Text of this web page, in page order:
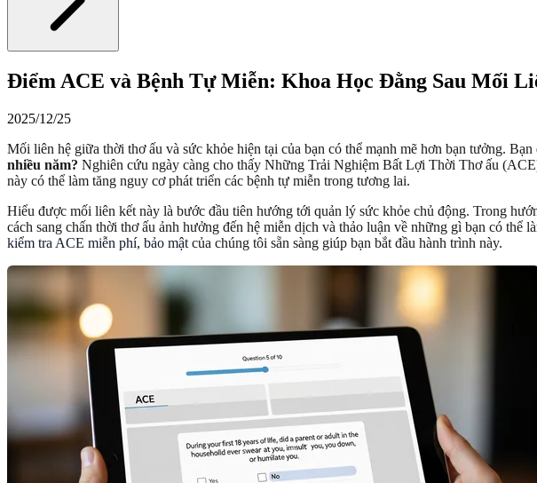
Điểm ACE và Bệnh Tự Miễn: Khoa Học Đằng Sau Mối
2025/12/25
Mối liên hệ giữa thời thơ ấu và sức khỏe hiện tại của bạn có thể mạnh mẽ hơn bạn tưởng.
nhiều năm? Nghiên cứu ngày càng cho thấy Những Trải Nghiệm Bất Lợi Thời Thơ ấu
này có thể làm tăng nguy cơ phát triển các bệnh tự miễn trong tương lai.
Hiểu được mối liên kết này là bước đầu tiên hướng tới quản lý sức khỏe chủ động. Trong
cách sang chấn thời thơ ấu ảnh hưởng đến hệ miễn dịch và thảo luận về những gì bạn có
kiểm tra ACE miễn phí, bảo mật của chúng tôi sẵn sàng giúp bạn bắt đầu hành trình này.